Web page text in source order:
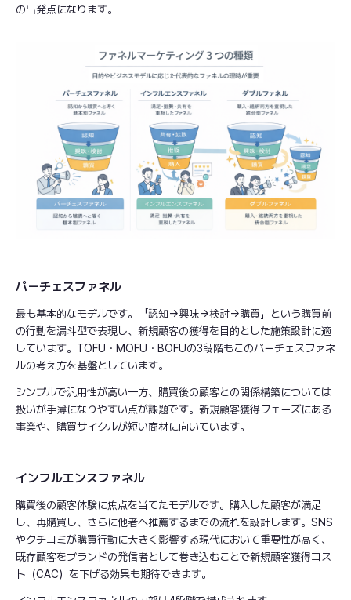
の出発点になります。
パーチェスファネル
最も基本的なモデルです。「認知→興味→検討→購買」という購買前
の行動を漏斗型で表現し、新規顧客の獲得を目的とした施策設計に適
しています。TOFU・MOFU・BOFUの3段階もこのパーチェスファネ
ルの考え方を基盤としています。
シンプルで汎用性が高い一方、購買後の顧客との関係構築については
扱いが手薄になりやすい点が課題です。新規顧客獲得フェーズにある
事業や、購買サイクルが短い商材に向いています。
インフルエンスファネル
購買後の顧客体験に焦点を当てたモデルです。購入した顧客が満足
し、再購買し、さらに他者へ推薦するまでの流れを設計します。SNS
やクチコミが購買行動に大きく影響する現代において重要性が高く、
既存顧客をブランドの発信者として巻き込むことで新規顧客獲得コス
ト（CAC）を下げる効果も期待できます。